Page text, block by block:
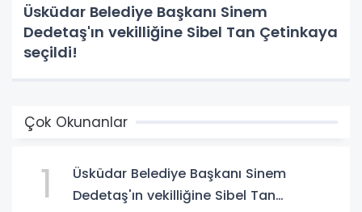
Üsküdar Belediye Başkanı Sinem
Dedetaş'ın vekilliğine Sibel Tan Çetinkaya
seçildi!
Çok Okunanlar
1
Üsküdar Belediye Başkanı Sinem
Dedetaş'ın vekilliğine Sibel Tan